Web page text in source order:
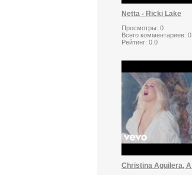
Netta - Ricki Lake
Просмотры:0
Всего комментариев:0
Рейтинг:0.0